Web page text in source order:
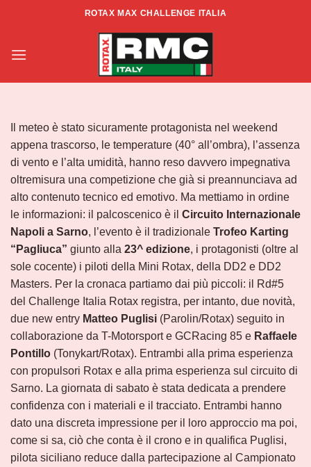
ROTAX MAX CHALLENGE ITALIA
RACE REPORT: ZONA CENTRO
SUD – RD5 – SARNO
Il meteo è stato sicuramente protagonista nel weekend
appena trascorso, le temperature (40° all’ombra), l’assenza
di vento e l’alta umidità, hanno reso davvero impegnativa
oltremisura una competizione che già si preannunciava ad
alto contenuto tecnico ed emotivo. Ma mettiamo in ordine
le informazioni: il palcoscenico è il Circuito Internazionale
Napoli a Sarno, l’evento è il tradizionale Trofeo Karting
“Pagliuca” giunto alla 23^ edizione, i protagonisti (oltre al
sole cocente) i piloti della Mini Rotax, della DD2 e DD2
Masters. Per la cronaca partiamo dai più piccoli: il Rd#5
del Challenge Italia Rotax registra, per intanto, due novità,
due new entry Matteo Puglisi (Parolin/Rotax) seguito in
collaborazione da T-Motorsport e GCRacing 85 e Raffaele
Pontillo (Tonykart/Rotax). Entrambi alla prima esperienza
con propulsori Rotax e alla prima esperienza sul circuito di
Sarno. La giornata di sabato è stata dedicata a prendere
confidenza con i materiali e il tracciato. Entrambi hanno
dato una discreta impressione per il loro approccio ma poi,
come si sa, ciò che conta è il crono e in qualifica Puglisi,
pilota siciliano reduce dalla partecipazione al Campionato